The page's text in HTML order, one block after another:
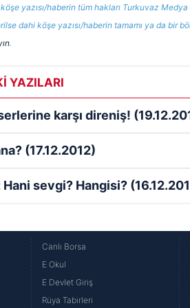
köşe yazısı/haberin tüm hakları Turkuvaz
dahi köşe yazısı/haberin tamamı ya da bir
.
YAZILARI
karşı direniş!
(17.12.2012)
Hani sevgi? Hangisi?
Canlı Borsa
E Okul
E Devlet Giriş
Rüya Tabirleri